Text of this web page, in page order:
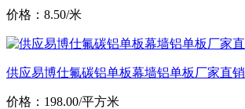
价格：8.50/米
供应易博仕氟碳铝单板幕墙铝单板厂家直销
价格：198.00/平方米